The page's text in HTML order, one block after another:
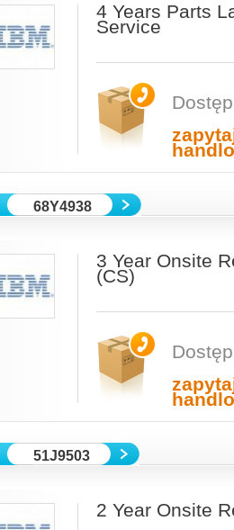
4 Years Parts
Service
68Y4938
3 Year Onsite
(CS)
51J9503
2 Year Onsite